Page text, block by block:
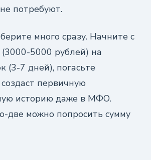
потребуют.
много сразу. Начните с
5000 рублей) на
(3-7 дней), погасьте
первичную
историю даже в МФО.
две можно попросить сумму